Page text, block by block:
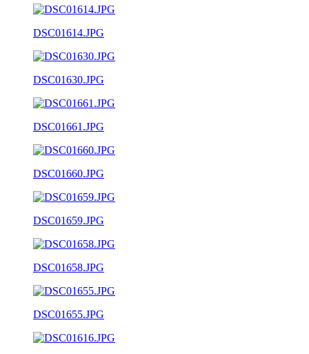
DSC01614.JPG
DSC01630.JPG
DSC01661.JPG
DSC01660.JPG
DSC01659.JPG
DSC01658.JPG
DSC01655.JPG